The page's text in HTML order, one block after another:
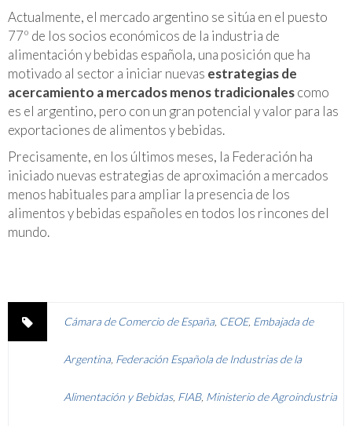
Actualmente, el mercado argentino se sitúa en el puesto
77º de los socios económicos de la industria de
alimentación y bebidas española, una posición que ha
motivado al sector a iniciar nuevas estrategias de
acercamiento a mercados menos tradicionalescomo
es el argentino, pero con un gran potencial y valor para las
exportaciones de alimentos y bebidas.
Precisamente, en los últimos meses, la Federación ha
iniciado nuevas estrategias de aproximación a mercados
menos habituales para ampliar la presencia de los
alimentos y bebidas españoles en todos los rincones del
mundo.
Cámara de Comercio de España CEOE, Embajada de
Argentina Federación Española de Industrias de la
Alimentación y Bebidas, FIAB, Ministerio de Agroindustria